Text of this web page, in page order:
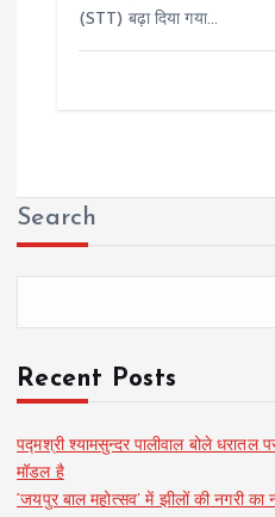
(STT) बढ़ा दिया गया…
Search
Recent Posts
पद्मश्री श्यामसुन्दर पालीवाल बोले धरातल
मॉडल है
‘जयपुर बाल महोत्सव’ में झीलों की नगरी